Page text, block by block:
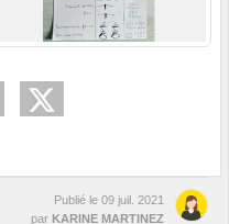
Publié le 09 juil. 2021
par KARINE MARTINEZ